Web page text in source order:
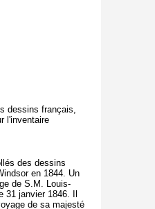
dessins français,
l'inventaire
des dessins
en 1844. Un
de S.M. Louis-
janvier 1846. Il
de sa majesté